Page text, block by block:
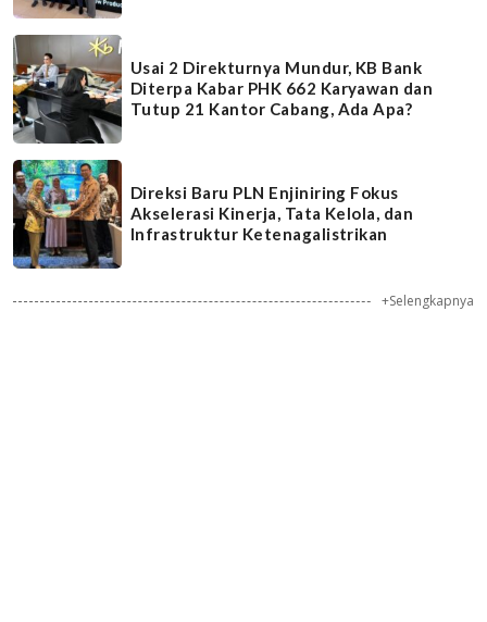
Usai 2 Direkturnya Mundur, KB Bank
Diterpa Kabar PHK 662 Karyawan dan
Tutup 21 Kantor Cabang, Ada Apa?
Direksi Baru PLN Enjiniring Fokus
Akselerasi Kinerja, Tata Kelola, dan
Infrastruktur Ketenagalistrikan
+Selengkapnya